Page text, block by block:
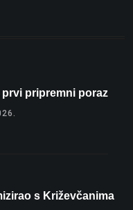
prvi pripremni poraz
s Križevčanima